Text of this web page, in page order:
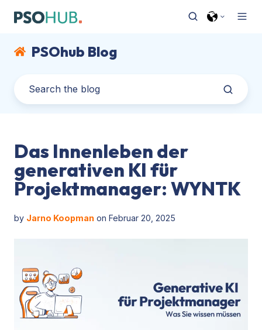
PSOhub Blog
Das Innenleben der
generativen KI für
Projektmanager: WYNTK
by Jarno Koopman on Februar 20, 2025